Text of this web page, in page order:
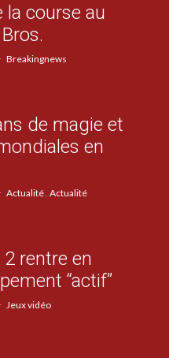
la course au
Breakingnews
de magie et
en
Actualité Actualité
rentre en
“actif”
Jeux vidéo